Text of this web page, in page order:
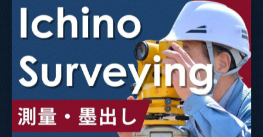
「中心線測量」などの種類があります。基準点測量は現
場の基準となる点を設定し、水準測量は高さやレベルの
基準を決める作業です。中心線測量は、建物や構造物の
正確な位置決めのために不可欠な手法で、建築現場で特
に重視されます。
それぞれの測量方法には、トータルステーションやレベ
ルといった機器の使い分けがあり、現場条件や作業内容